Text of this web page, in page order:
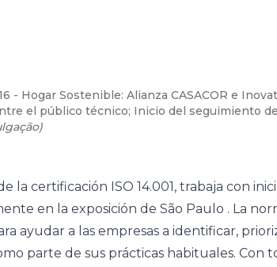
- Hogar Sostenible: Alianza CASACOR e
el público técnico; Inicio del seguimiento
)
la certificación ISO 14.001, trabaja con
en la exposición de São Paulo . La
ayudar a las empresas a identificar,
parte de sus prácticas habituales. Con